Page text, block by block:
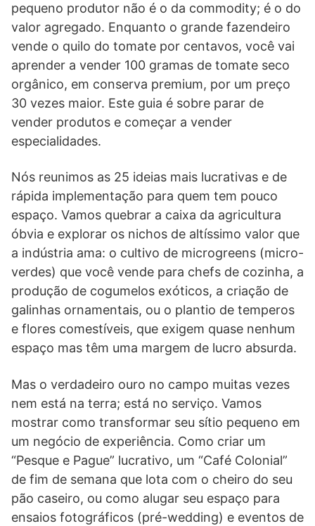
pequeno produtor não é o da commodity; é o do
valor agregado. Enquanto o grande fazendeiro
vende o quilo do tomate por centavos, você vai
aprender a vender 100 gramas de tomate seco
orgânico, em conserva premium, por um preço
30 vezes maior. Este guia é sobre parar de
vender produtos e começar a vender
especialidades.
Nós reunimos as 25 ideias mais lucrativas e de
rápida implementação para quem tem pouco
espaço. Vamos quebrar a caixa da agricultura
óbvia e explorar os nichos de altíssimo valor que
a indústria ama: o cultivo de microgreens (micro-
verdes) que você vende para chefs de cozinha, a
produção de cogumelos exóticos, a criação de
galinhas ornamentais, ou o plantio de temperos
e flores comestíveis, que exigem quase nenhum
espaço mas têm uma margem de lucro absurda.
Mas o verdadeiro ouro no campo muitas vezes
nem está na terra; está no serviço. Vamos
mostrar como transformar seu sítio pequeno em
um negócio de experiência. Como criar um
“Pesque e Pague” lucrativo, um “Café Colonial”
de fim de semana que lota com o cheiro do seu
pão caseiro, ou como alugar seu espaço para
ensaios fotográficos (pré-wedding) e eventos de